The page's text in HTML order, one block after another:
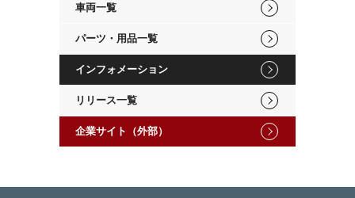
車両一覧
パーツ・用品一覧
インフォメーション
リリース一覧
企業サイト（外部）